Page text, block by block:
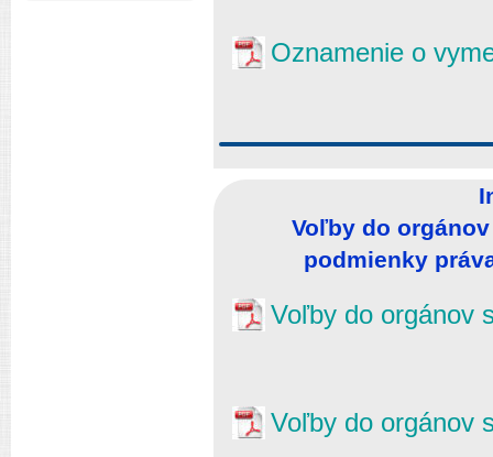
Oznamenie o
Voľby do
podmienky
Voľby do orgánov
Voľby do orgánov